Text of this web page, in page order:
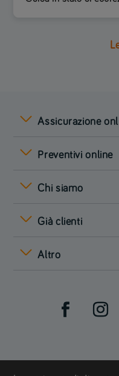
Assicurazione
Preventivi online
Chi siamo
Già clienti
Altro